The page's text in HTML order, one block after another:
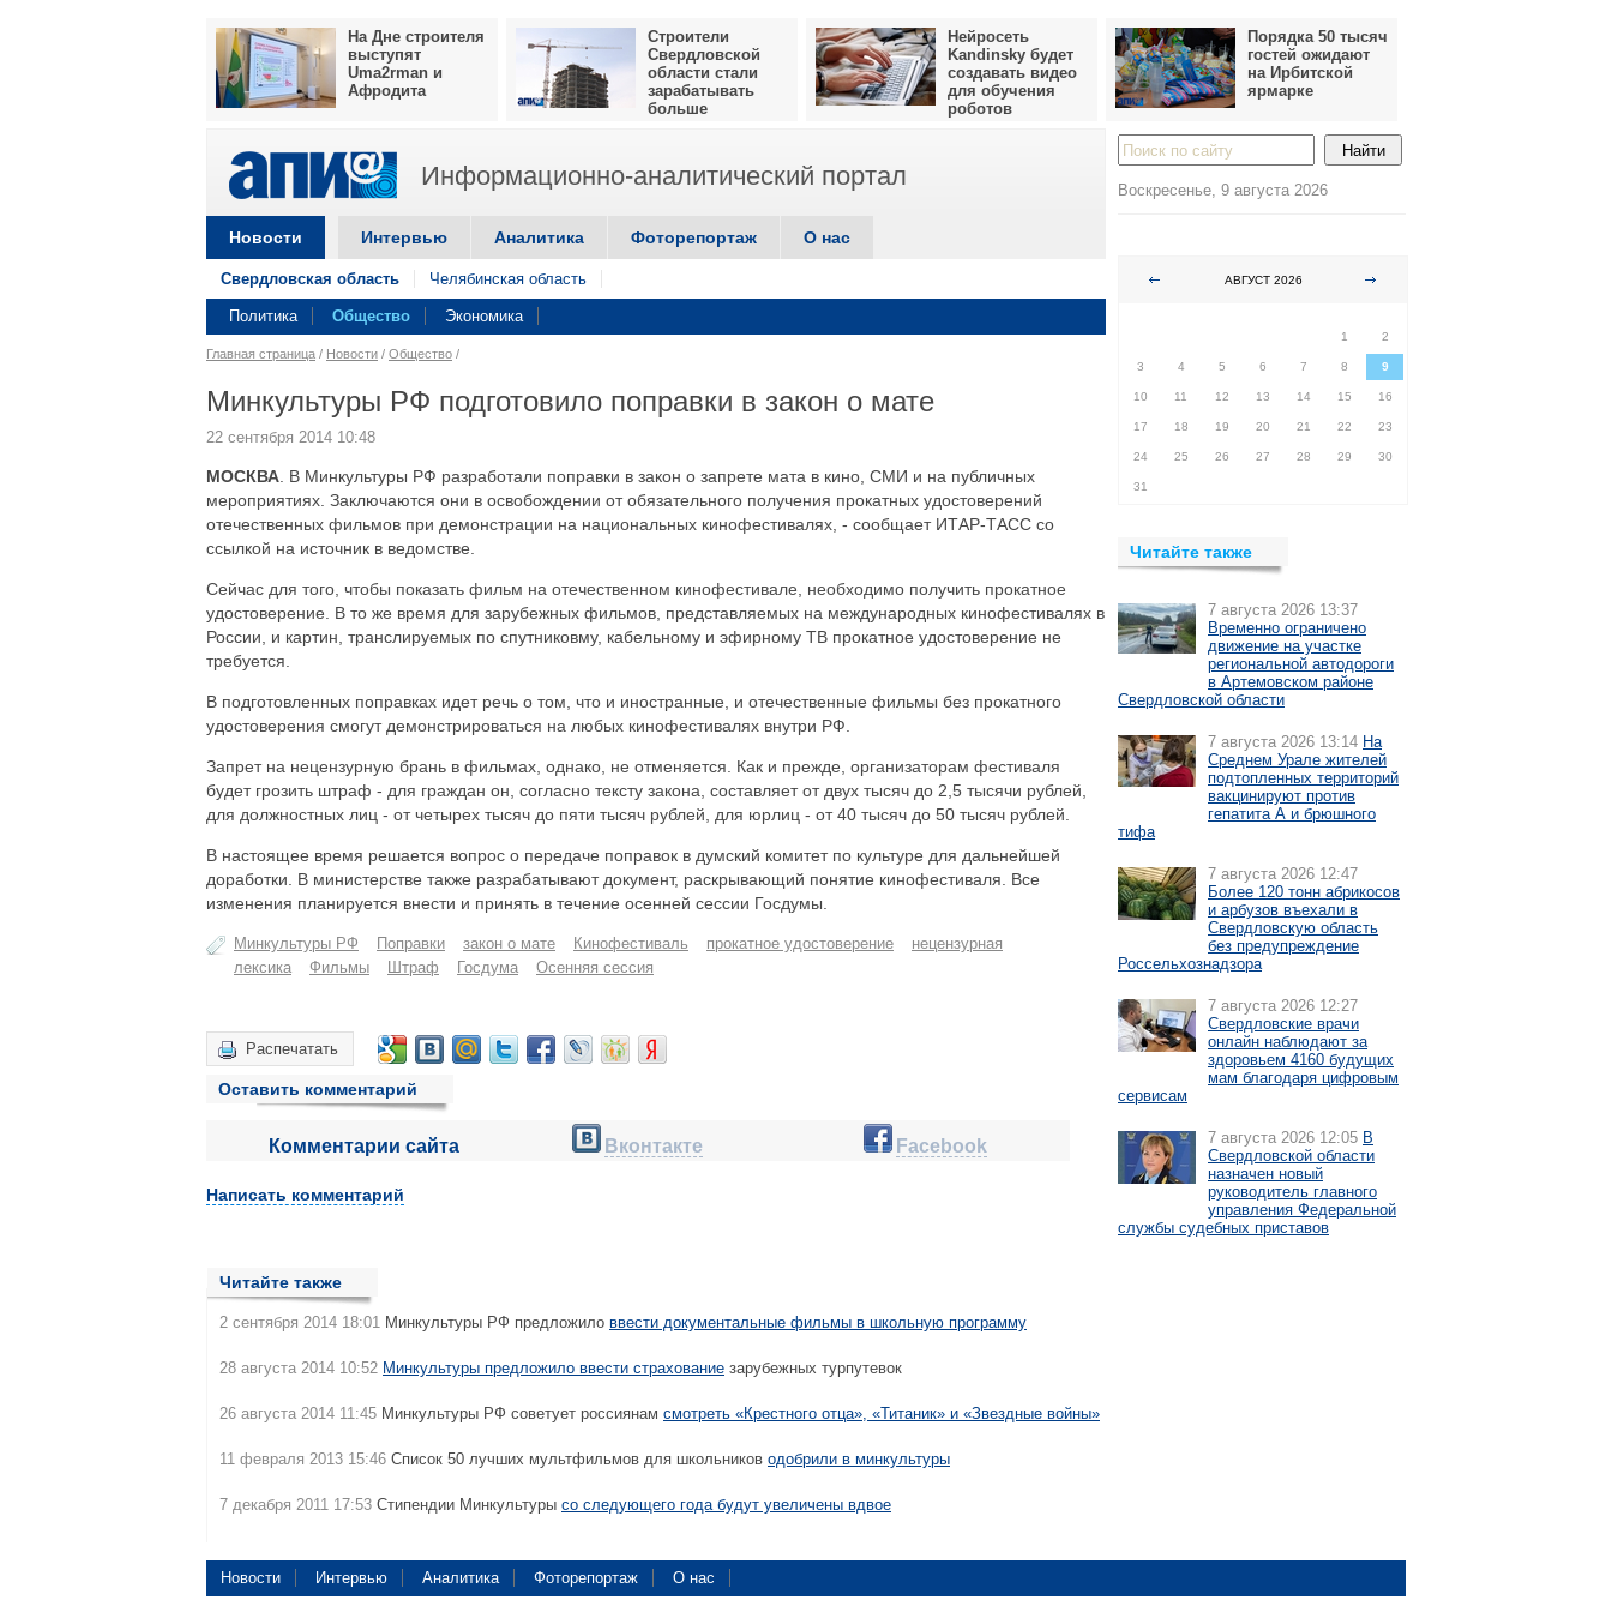
На Дне строителя
выступят
Uma2rman и
Афродита
Строители
Свердловской
области стали
зарабатывать
больше
Нейросеть
Kandinsky будет
создавать видео
для обучения
роботов
Порядка 50 тысяч
гостей ожидают
на Ирбитской
ярмарке
Информационно-аналитический портал
Новости Интервью Аналитика Фоторепортаж О нас
Свердловская область Челябинская область
Политика Общество Экономика
Главная страница / Новости / Общество /
Минкультуры РФ подготовило поправки в закон о мате
22 сентября 2014 10:48
МОСКВА . В Минкультуры РФ разработали поправки в закон о запрете мата в кино, СМИ и на публичных
мероприятиях. Заключаются они в освобождении от обязательного получения прокатных удостоверений
отечественных фильмов при демонстрации на национальных кинофестивалях, - сообщает ИТАР-ТАСС со
ссылкой на источник в ведомстве.
Сейчас для того, чтобы показать фильм на отечественном кинофестивале, необходимо получить прокатное
удостоверение. В то же время для зарубежных фильмов, представляемых на международных кинофестивалях в
России, и картин, транслируемых по спутниковму, кабельному и эфирному ТВ прокатное удостоверение не
требуется.
В подготовленных поправках идет речь о том, что и иностранные, и отечественные фильмы без прокатного
удостоверения смогут демонстрироваться на любых кинофестивалях внутри РФ.
Запрет на нецензурную брань в фильмах, однако, не отменяется. Как и прежде, организаторам фестиваля
будет грозить штраф - для граждан он, согласно тексту закона, составляет от двух тысяч до 2,5 тысячи рублей,
для должностных лиц - от четырех тысяч до пяти тысяч рублей, для юрлиц - от 40 тысяч до 50 тысяч рублей.
В настоящее время решается вопрос о передаче поправок в думский комитет по культуре для дальнейшей
доработки. В министерстве также разрабатывают документ, раскрывающий понятие кинофестиваля. Все
изменения планируется внести и принять в течение осенней сессии Госдумы.
Минкультуры РФ Поправки закон о мате Кинофестиваль прокатное удостоверение
нецензурная
лексика
Фильмы Штраф Госдума Осенняя сессия
Распечатать
Оставить комментарий
Комментарии сайта Вконтакте Facebook
Написать комментарий
Читайте также
2 сентября 2014 18:01 Минкультуры РФ предложило ввести документальные фильмы в школьную программу
28 августа 2014 10:52 Минкультуры предложило ввести страхование зарубежных турпутевок
26 августа 2014 11:45 Минкультуры РФ советует россиянам смотреть «Крестного отца», «Титаник» и «Звездные войны»
11 февраля 2013 15:46 Список 50 лучших мультфильмов для школьников одобрили в минкультуры
7 декабря 2011 17:53 Стипендии Минкультуры со следующего года будут увеличены вдвое
Воскресенье, 9 августа 2026
АВГУСТ 2026
1
2
3 4 5 6 7 8 9
10 11 12 13 14 15 16
17 18 19 20 21 22 23
24 25 26 27 28 29 30
31
Читайте также
7 августа 2026 13:37
Временно ограничено
движение на участке
региональной автодороги
в Артемовском районе
Свердловской области
7 августа 2026 13:14 На
Среднем Урале жителей
подтопленных территорий
вакцинируют против
гепатита А и брюшного
тифа
7 августа 2026 12:47
Более 120 тонн абрикосов
и арбузов въехали в
Свердловскую область
без предупреждение
Россельхознадзора
7 августа 2026 12:27
Свердловские врачи
онлайн наблюдают за
здоровьем 4160 будущих
мам благодаря цифровым
сервисам
7 августа 2026 12:05 В
Свердловской области
назначен новый
руководитель главного
управления Федеральной
службы судебных приставов
Новости Интервью Аналитика Фоторепортаж О нас